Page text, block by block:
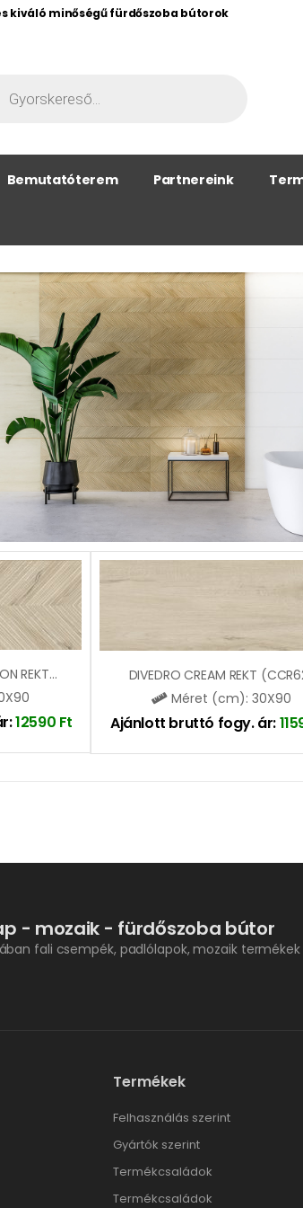
kiváló minőségű fürdőszoba bútorok
Bemutatóterem Partnereink
DIVEDRO CREAM CHEVRON REKT (CCR63)
12590 Ft
DIVEDRO CREAM REKT
Méret (cm): 30X90
Ajánlott bruttó fogy. ár:
- mozaik - fürdőszoba bútor
fali csempék, padlólapok, mozaik
Termékek
Felhasználás szerint
Gyártók szerint
Termékcsaládok
Termékcsaládok